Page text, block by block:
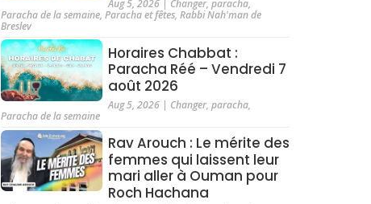
Aug 5, 2026| Changer, paracha,
Paracha de la semaine,Paracha et fêtes,Rabbi Nah'man de
Breslev
Horaires Chabbat :
Paracha Réé – Vendredi 7
août 2026
Aug 5, 2026| Changer, paracha,
Paracha de la semaine
Rav Arouch : Le mérite des
femmes qui laissent leur
mari aller à Ouman pour
Roch Hachana